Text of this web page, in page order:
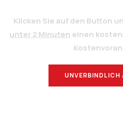
Klicken Sie auf den Button
unter 2 Minuten einen
UNVERBINDLICH